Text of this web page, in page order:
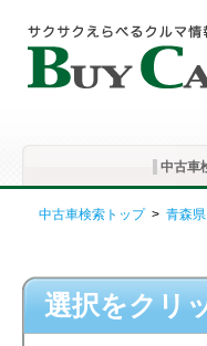
中古車
中古車検索トップ> 青森県
選択をクリ